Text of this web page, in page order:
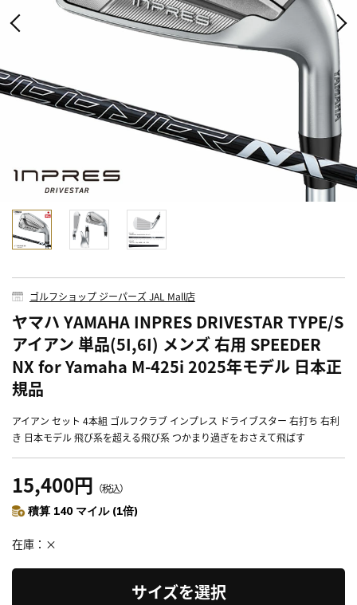
ゴルフショップ ジーパーズ JAL Mall店
ヤマハ YAMAHA INPRES DRIVESTAR TYPE/S
アイアン 単品(5I,6I) メンズ 右用 SPEEDER
NX for Yamaha M-425i 2025年モデル 日本正
規品
アイアン セット 4本組 ゴルフクラブ インプレス ドライブスター 右打ち 右利
き 日本モデル 飛び系を超える飛び系 つかまり過ぎをおさえて飛ばす
15,400円 （税込）
積算 140 マイル (1倍)
在庫 ×
サイズを選択